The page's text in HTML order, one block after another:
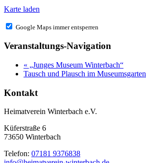
Karte laden
Google Maps immer entsperren
Veranstaltungs-Navigation
« „Junges Museum Winterbach“
Tausch und Plausch im Museumsgarten
Kontakt
Heimatverein Winterbach e.V.
Küferstraße 6
73650 Winterbach
Telefon: 07181 9376838